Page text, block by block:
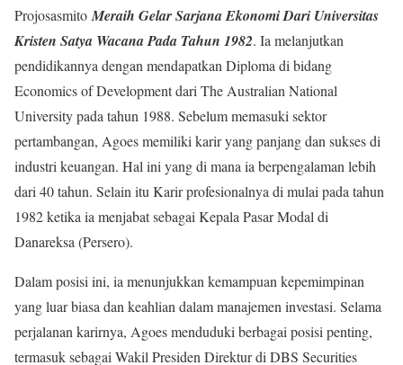
Projosasmito Meraih Gelar Sarjana Ekonomi Dari Universitas
Kristen Satya Wacana Pada Tahun 1982. Ia melanjutkan
pendidikannya dengan mendapatkan Diploma di bidang
Economics of Development dari The Australian National
University pada tahun 1988. Sebelum memasuki sektor
pertambangan, Agoes memiliki karir yang panjang dan sukses di
industri keuangan. Hal ini yang di mana ia berpengalaman lebih
dari 40 tahun. Selain itu Karir profesionalnya di mulai pada tahun
1982 ketika ia menjabat sebagai Kepala Pasar Modal di
Danareksa (Persero).
Dalam posisi ini, ia menunjukkan kemampuan kepemimpinan
yang luar biasa dan keahlian dalam manajemen investasi. Selama
perjalanan karirnya, Agoes menduduki berbagai posisi penting,
termasuk sebagai Wakil Presiden Direktur di DBS Securities